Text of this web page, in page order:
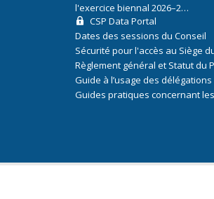
l'exercice biennal 2026–2…
CSP Data Portal
Dates des sessions du Conseil
Sécurité pour l'accès au Siège
Règlement général et Statut du
Guide à l’usage des délégations
Guides pratiques concernant